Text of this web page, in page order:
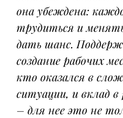
она убеждена:
трудиться и
дать шанс.
создание рабочих
кто оказался в
ситуации, и вклад
– для нее это не